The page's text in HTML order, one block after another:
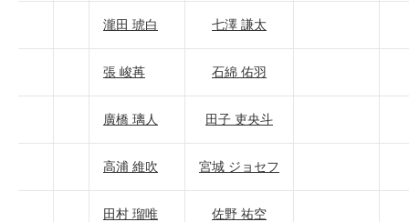
瀧田 琥白 七澤 謙太
張 峻苒 石綿 佑羽
廣橋 璃人 田子 吏央斗
高浦 維吹 宮城 ジョセフ
田村 瑠唯 佐野 祐空